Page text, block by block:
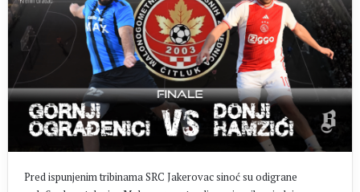
Pred ispunjenim tribinama SRC Jakerovac sinoć su odigrane